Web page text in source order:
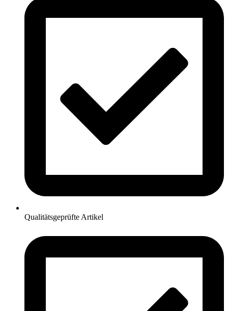
Qualitätsgeprüfte Artikel